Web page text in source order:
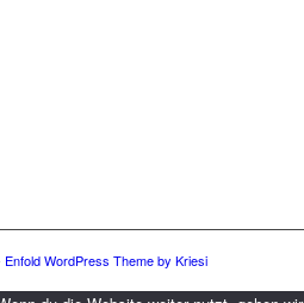
Enfold WordPress Theme by Kriesi